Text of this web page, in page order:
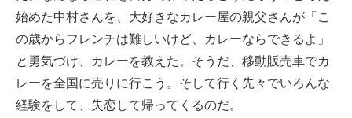
始めた中村さんを、大好きなカレー屋の親父さんが「こ
の歳からフレンチは難しいけど、カレーならできるよ」
と勇気づけ、カレーを教えた。そうだ、移動販売車でカ
レーを全国に売りに行こう。そして行く先々でいろんな
経験をして、失恋して帰ってくるのだ。